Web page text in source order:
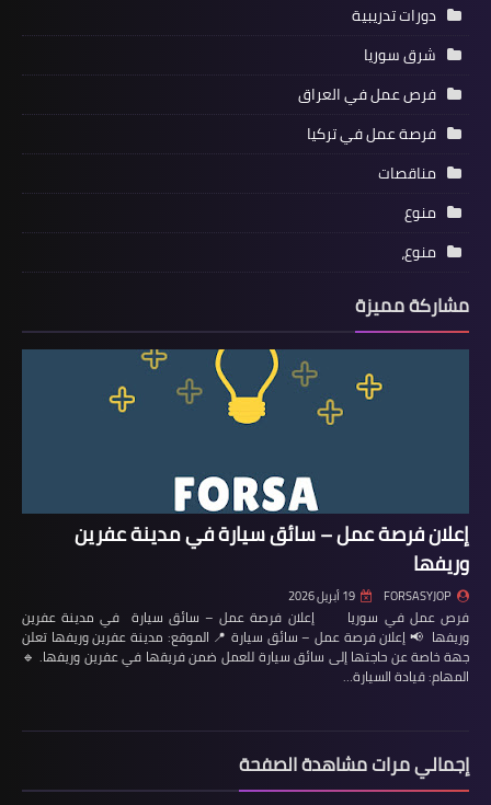
دورات تدريبية
شرق سوريا
فرص عمل في العراق
فرصة عمل في تركيا
مناقصات
منوع
منوع،
مشاركة مميزة
إعلان فرصة عمل – سائق سيارة في مدينة عفرين
وريفها
FORSASYJOP 19 أبريل 2026
فرص عمل في سوريا إعلان فرصة عمل – سائق سيارة في مدينة عفرين
وريفها 📢 إعلان فرصة عمل – سائق سيارة 📍 الموقع: مدينة عفرين وريفها تعلن
جهة خاصة عن حاجتها إلى سائق سيارة للعمل ضمن فريقها في عفرين وريفها. 🔹
المهام: قيادة السيارة…
إجمالي مرات مشاهدة الصفحة